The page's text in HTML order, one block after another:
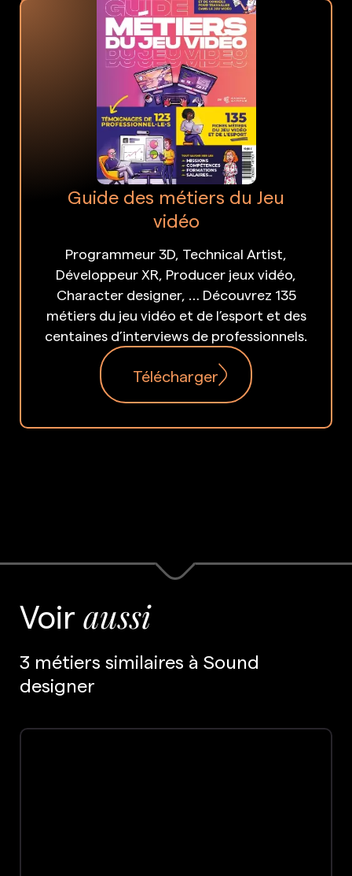
Guide des métiers du Jeu
vidéo
Programmeur 3D, Technical Artist,
Développeur XR, Producer jeux vidéo,
Character designer, … Découvrez 135
métiers du jeu vidéo et de l’esport et des
centaines d’interviews de professionnels.
Télécharger
Voir aussi
3 métiers similaires à Sound
designer